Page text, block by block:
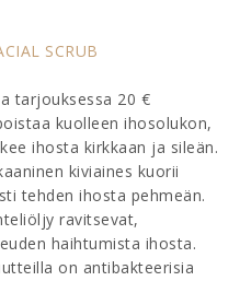
SCRUB
tarjouksessa 20 €
kuolleen ihosolukon,
ihosta kirkkaan ja sileän.
kiviaines kuorii
tehden ihosta pehmeän.
ravitsevat,
haihtumista ihosta.
on antibakteerisia